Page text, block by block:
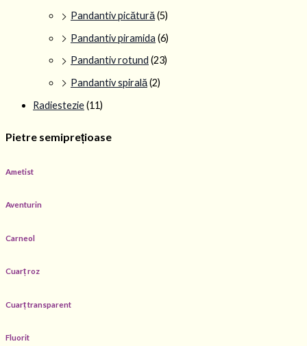
Pandantiv picătură(5)
Pandantiv piramida (6)
Pandantiv rotund (23)
Pandantiv spirală(2)
Radiestezie(11)
Pietre semiprețioase
Ametist
Aventurin
Carneol
Cuarț roz
Cuarț transparent
Fluorit